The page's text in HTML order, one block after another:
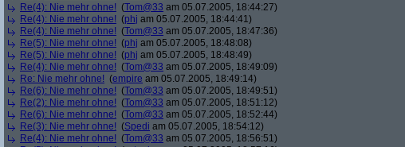
Re(4): Nie mehr ohne! (Tom@33 am 05.07.2005, 18:44:27)
Re(4): Nie mehr ohne! (phj am 05.07.2005, 18:44:41)
Re(4): Nie mehr ohne! (Tom@33 am 05.07.2005, 18:47:36)
Re(5): Nie mehr ohne! (phj am 05.07.2005, 18:48:08)
Re(5): Nie mehr ohne! (phj am 05.07.2005, 18:48:49)
Re(4): Nie mehr ohne! (Tom@33 am 05.07.2005, 18:49:09)
Re: Nie mehr ohne! (empire am 05.07.2005, 18:49:14)
Re(6): Nie mehr ohne! (Tom@33 am 05.07.2005, 18:49:51)
Re(2): Nie mehr ohne! (Tom@33 am 05.07.2005, 18:51:12)
Re(6): Nie mehr ohne! (Tom@33 am 05.07.2005, 18:52:44)
Re(3): Nie mehr ohne! (Spedi am 05.07.2005, 18:54:12)
Re(4): Nie mehr ohne! (Tom@33 am 05.07.2005, 18:56:51)